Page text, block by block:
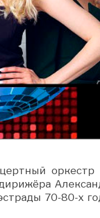
оркестр
70-80-х